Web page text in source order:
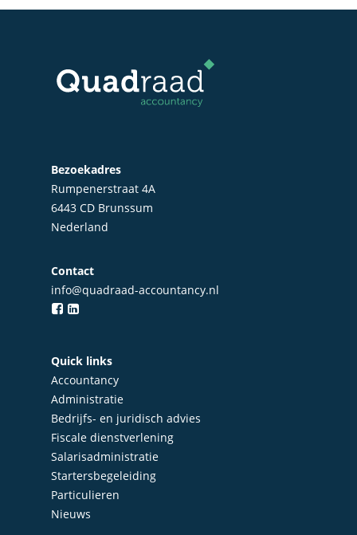
Bezoekadres
Rumpenerstraat 4A
6443 CD Brunssum
Nederland
Contact
info@quadraad-accountancy.nl
Quick links
Accountancy
Administratie
Bedrijfs- en juridisch advies
Fiscale dienstverlening
Salarisadministratie
Startersbegeleiding
Particulieren
Nieuws